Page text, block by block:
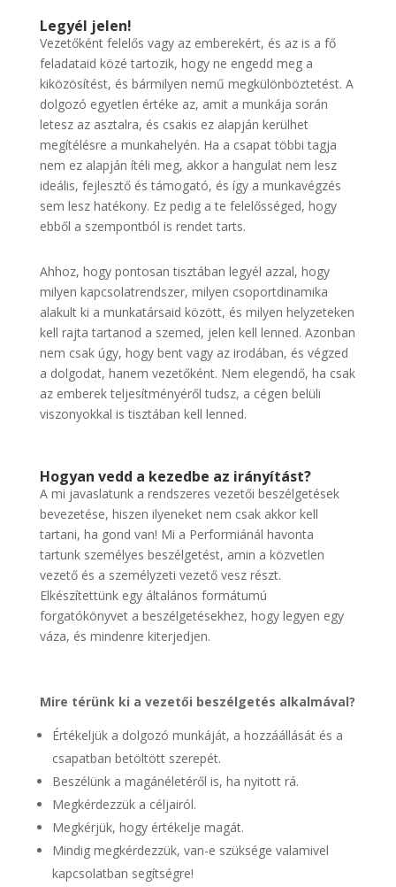
Legyél jelen!
Vezetőként felelős vagy az emberekért, és az is a fő
feladataid közé tartozik, hogy ne engedd meg a
kiközösítést, és bármilyen nemű megkülönböztetést. A
dolgozó egyetlen értéke az, amit a munkája során
letesz az asztalra, és csakis ez alapján kerülhet
megítélésre a munkahelyén. Ha a csapat többi tagja
nem ez alapján ítéli meg, akkor a hangulat nem lesz
ideális, fejlesztő és támogató, és így a munkavégzés
sem lesz hatékony. Ez pedig a te felelősséged, hogy
ebből a szempontból is rendet tarts.
Ahhoz, hogy pontosan tisztában legyél azzal, hogy
milyen kapcsolatrendszer, milyen csoportdinamika
alakult ki a munkatársaid között, és milyen helyzeteken
kell rajta tartanod a szemed, jelen kell lenned. Azonban
nem csak úgy, hogy bent vagy az irodában, és végzed
a dolgodat, hanem vezetőként. Nem elegendő, ha csak
az emberek teljesítményéről tudsz, a cégen belüli
viszonyokkal is tisztában kell lenned.
Hogyan vedd a kezedbe az irányítást?
A mi javaslatunk a rendszeres vezetői beszélgetések
bevezetése, hiszen ilyeneket nem csak akkor kell
tartani, ha gond van! Mi a Performiánál havonta
tartunk személyes beszélgetést, amin a közvetlen
vezető és a személyzeti vezető vesz részt.
Elkészítettünk egy általános formátumú
forgatókönyvet a beszélgetésekhez, hogy legyen egy
váza, és mindenre kiterjedjen.
Mire térünk ki a vezetői beszélgetés alkalmával?
Értékeljük a dolgozó munkáját, a hozzáállását és a
csapatban betöltött szerepét.
Beszélünk a magánéletéről is, ha nyitott rá.
Megkérdezzük a céljairól.
Megkérjük, hogy értékelje magát.
Mindig megkérdezzük, van-e szüksége valamivel
kapcsolatban segítségre!